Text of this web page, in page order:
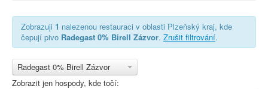
Zobrazuji 1 nalezenou restauraci v oblasti Plzeňský kraj, kde
čepují pivo Radegast 0% Birell Zázvor. Zrušit filtrování.
Radegast 0% Birell Zázvor
Zobrazit jen hospody, kde točí: